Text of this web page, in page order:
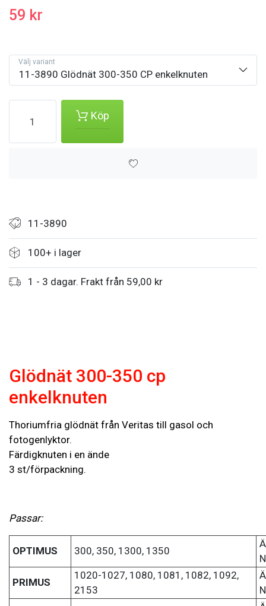
59 kr
11-3890 Glödnät 300-350 CP enkelknuten
Välj variant
Köp
11-3890
100+ i lager
1 - 3 dagar. Frakt från 59,00 kr
Glödnät 300-350 cp
enkelknuten
Thoriumfria glödnät från Veritas till gasol och
fotogenlyktor.
Färdigknuten i en ände
3 st/förpackning.
Passar:
OPTIMUS 300, 350, 1300, 1350
PRIMUS
1020-1027, 1080, 1081, 1082, 1092,
2153